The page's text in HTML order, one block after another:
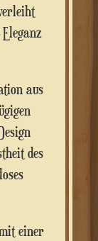
aus
des